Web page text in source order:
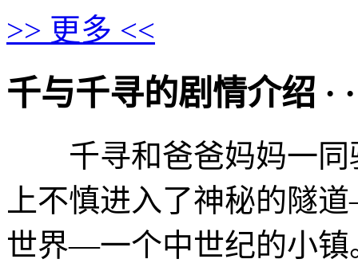
>> 更多 <<
千与千寻的剧情介绍 · ·
千寻和爸爸妈妈一同
上不慎进入了神秘的隧
世界—一个中世纪的小镇